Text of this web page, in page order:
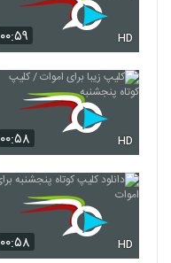
۰۰:۵۹ HD
۰۰:۵۸ HD
۰۰:۵۸ HD